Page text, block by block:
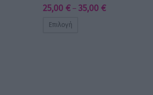
25,00 € – 35,00 €Price
Επιλογή